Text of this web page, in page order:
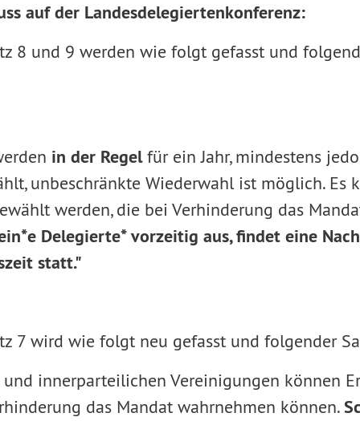
auf der Landesdelegiertenkonferenz:
8 und 9 werden wie folgt gefasst und
in der Regelfür ein Jahr, mindestens
unbeschränkte Wiederwahl ist möglich. Es
werden, die bei Verhinderung das
Delegierte* vorzeitig aus, findet eine
statt."
7 wird wie folgt neu gefasst und folgender
innerparteilichen Vereinigungen können
das Mandat wahrnehmen können.